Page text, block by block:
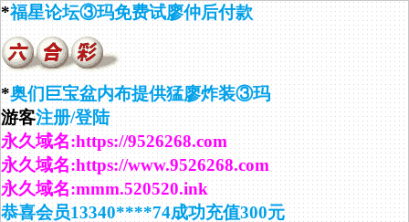
*福星论坛③玛免费试廖仲后付款
*奥们巨宝盆内布提供猛廖炸装③玛
游客注册/登陆
永久域名:https://9526268.com
永久域名:https://www.9526268.com
永久域名:mmm.520520.ink
恭喜会员13340****74成功充值300元